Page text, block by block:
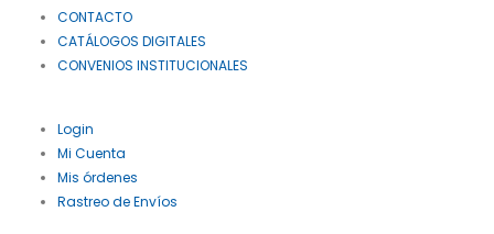
CONTACTO
CATÁLOGOS DIGITALES
CONVENIOS INSTITUCIONALES
Login
Mi Cuenta
Mis órdenes
Rastreo de Envíos